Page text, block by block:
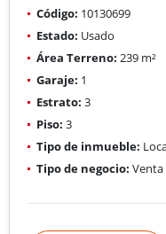
Código: 10130699
Estado: Usado
Área Terreno: 239 m²
Garaje: 1
Estrato: 3
Piso: 3
Tipo de inmueble:
Tipo de negocio: Venta